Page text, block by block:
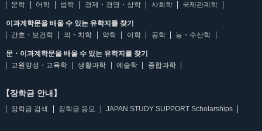
문학
어학 법학 경제・경영・상학 사회학 국제관계학
이과계학문을 배울 수 있는 유학지를 찾기
간호・보건학
의・치학 약학 이학 공학 농・수산학
문・이과계학문을 배울 수 있는 유학지를 찾기
교원양성・교육학
생활과학 예술학 종합과학
【장학금 안내】
장학금 검색 장학금 응모 JAPAN STUDY SUPPORT Scholarships